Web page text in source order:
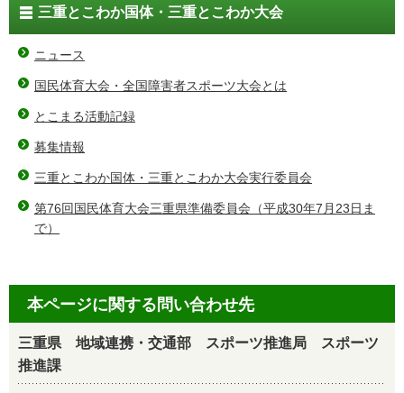
三重とこわか国体・三重とこわか大会
ニュース
国民体育大会・全国障害者スポーツ大会とは
とこまる活動記録
募集情報
三重とこわか国体・三重とこわか大会実行委員会
第76回国民体育大会三重県準備委員会（平成30年7月23日ま
で）
本ページに関する問い合わせ先
三重県 地域連携・交通部 スポーツ推進局 スポーツ
推進課